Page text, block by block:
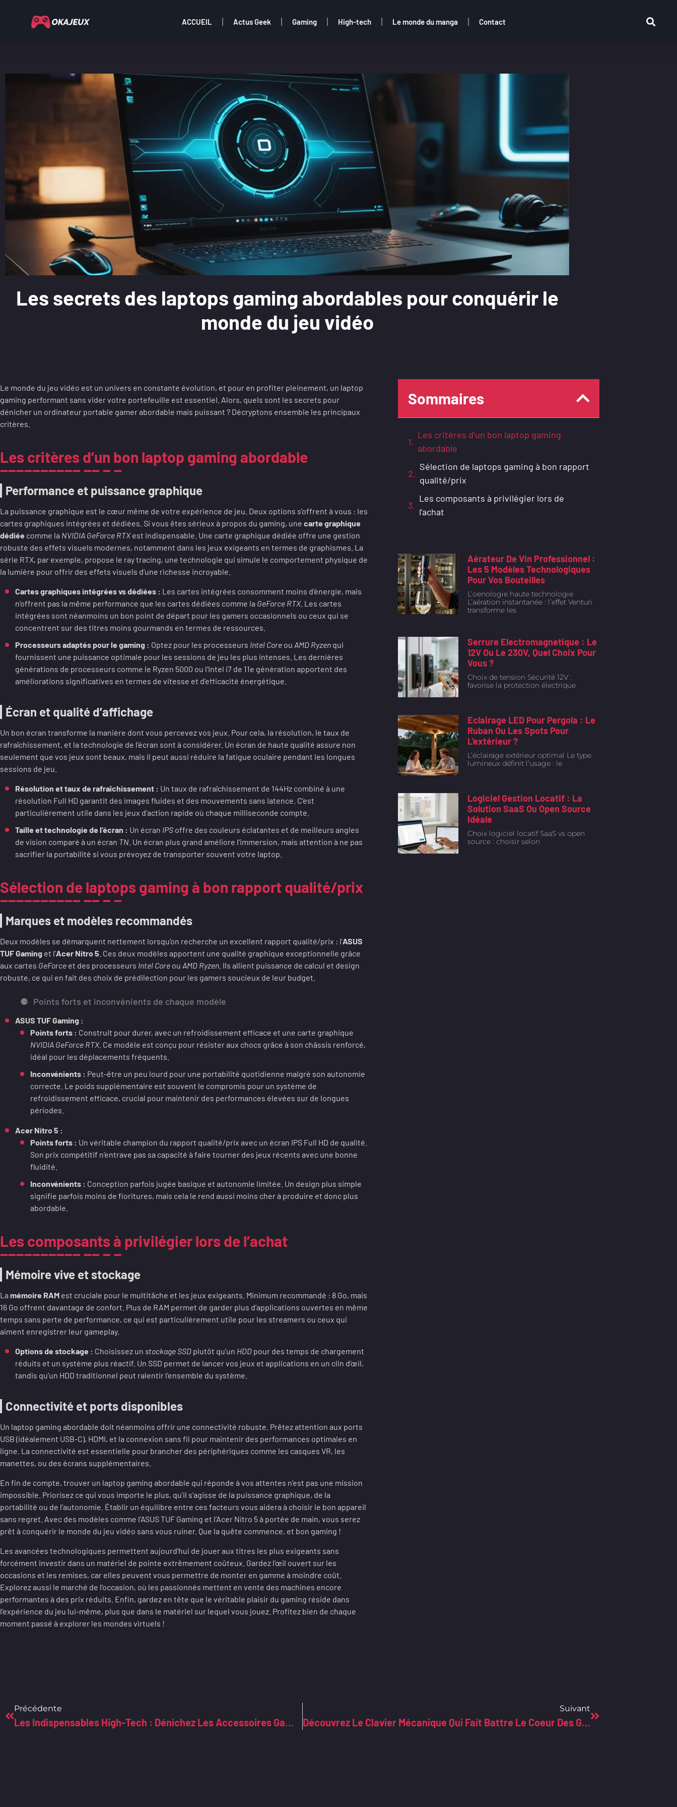
ACCUEIL Actus Geek Gaming High-tech Le monde du manga Contact
Les secrets des laptops gaming abordables pour conquérir le
monde du jeu vidéo
Le monde du jeu vidéo est un univers en constante évolution, et pour en profiter pleinement, un laptop
gaming performant sans vider votre portefeuille est essentiel. Alors, quels sont les secrets pour
dénicher un ordinateur portable gamer abordable mais puissant ? Décryptons ensemble les principaux
critères.
Les critères d’un bon laptop gaming abordable
Performance et puissance graphique
La puissance graphique est le cœur même de votre expérience de jeu. Deux options s’offrent à vous : les
cartes graphiques intégrées et dédiées. Si vous êtes sérieux à propos du gaming, une carte graphique
dédiée comme la NVIDIA GeForce RTXest indispensable. Une carte graphique dédiée offre une gestion
robuste des effets visuels modernes, notamment dans les jeux exigeants en termes de graphismes. La
série RTX, par exemple, propose le ray tracing, une technologie qui simule le comportement physique de
la lumière pour offrir des effets visuels d’une richesse incroyable.
Cartes graphiques intégrées vs dédiées : Les cartes intégrées consomment moins d’énergie, mais
n’offrent pas la même performance que les cartes dédiées comme la GeForce RTX. Les cartes
intégrées sont néanmoins un bon point de départ pour les gamers occasionnels ou ceux qui se
concentrent sur des titres moins gourmands en termes de ressources.
Processeurs adaptés pour le gaming : Optez pour les processeurs Intel Core ou AMD Ryzen qui
fournissent une puissance optimale pour les sessions de jeu les plus intenses. Les dernières
générations de processeurs comme le Ryzen 5000 ou l’Intel i7 de 11e génération apportent des
améliorations significatives en termes de vitesse et d’efficacité énergétique.
Écran et qualité d’affichage
Un bon écran transforme la manière dont vous percevez vos jeux. Pour cela, la résolution, le taux de
rafraîchissement, et la technologie de l’écran sont à considérer. Un écran de haute qualité assure non
seulement que vos jeux sont beaux, mais il peut aussi réduire la fatigue oculaire pendant les longues
sessions de jeu.
Résolution et taux de rafraîchissement : Un taux de rafraîchissement de 144Hz combiné à une
résolution Full HD garantit des images fluides et des mouvements sans latence. C’est
particulièrement utile dans les jeux d’action rapide où chaque milliseconde compte.
Taille et technologie de l’écran : Un écran IPS offre des couleurs éclatantes et de meilleurs angles
de vision comparé à un écran TN . Un écran plus grand améliore l’immersion, mais attention à ne pas
sacrifier la portabilité si vous prévoyez de transporter souvent votre laptop.
Sélection de laptops gaming à bon rapport qualité/prix
Marques et modèles recommandés
Deux modèles se démarquent nettement lorsqu’on recherche un excellent rapport qualité/prix : l’ASUS
TUF Gaming et l’Acer Nitro 5 . Ces deux modèles apportent une qualité graphique exceptionnelle grâce
aux cartes GeForce et des processeurs Intel Core ou AMD Ryzen . Ils allient puissance de calcul et design
robuste, ce qui en fait des choix de prédilection pour les gamers soucieux de leur budget.
Points forts et inconvénients de chaque modèle
ASUS TUF Gaming :
Points forts : Construit pour durer, avec un refroidissement efficace et une carte graphique
NVIDIA GeForce RTX. Ce modèle est conçu pour résister aux chocs grâce à son châssis renforcé,
idéal pour les déplacements fréquents.
Inconvénients : Peut-être un peu lourd pour une portabilité quotidienne malgré son autonomie
correcte. Le poids supplémentaire est souvent le compromis pour un système de
refroidissement efficace, crucial pour maintenir des performances élevées sur de longues
périodes.
Acer Nitro 5 :
Points forts : Un véritable champion du rapport qualité/prix avec un écran IPS Full HD de qualité.
Son prix compétitif n’entrave pas sa capacité à faire tourner des jeux récents avec une bonne
fluidité.
Inconvénients : Conception parfois jugée basique et autonomie limitée. Un design plus simple
signifie parfois moins de fioritures, mais cela le rend aussi moins cher à produire et donc plus
abordable.
Les composants à privilégier lors de l’achat
Mémoire vive et stockage
La mémoire RAM est cruciale pour le multitâche et les jeux exigeants. Minimum recommandé : 8 Go, mais
16 Go offrent davantage de confort. Plus de RAM permet de garder plus d’applications ouvertes en même
temps sans perte de performance, ce qui est particulièrement utile pour les streamers ou ceux qui
aiment enregistrer leur gameplay.
Options de stockage : Choisissez un stockage SSD plutôt qu’un HDD pour des temps de chargement
réduits et un système plus réactif. Un SSD permet de lancer vos jeux et applications en un clin d’œil,
tandis qu’un HDD traditionnel peut ralentir l’ensemble du système.
Connectivité et ports disponibles
Un laptop gaming abordable doit néanmoins offrir une connectivité robuste. Prêtez attention aux ports
USB (idéalement USB-C), HDMI, et la connexion sans fil pour maintenir des performances optimales en
ligne. La connectivité est essentielle pour brancher des périphériques comme les casques VR, les
manettes, ou des écrans supplémentaires.
En fin de compte, trouver un laptop gaming abordable qui réponde à vos attentes n’est pas une mission
impossible. Priorisez ce qui vous importe le plus, qu’il s’agisse de la puissance graphique, de la
portabilité ou de l’autonomie. Établir un équilibre entre ces facteurs vous aidera à choisir le bon appareil
sans regret. Avec des modèles comme l’ASUS TUF Gaming et l’Acer Nitro 5 à portée de main, vous serez
prêt à conquérir le monde du jeu vidéo sans vous ruiner. Que la quête commence, et bon gaming !
Les avancées technologiques permettent aujourd’hui de jouer aux titres les plus exigeants sans
forcément investir dans un matériel de pointe extrêmement coûteux. Gardez l’œil ouvert sur les
occasions et les remises, car elles peuvent vous permettre de monter en gamme à moindre coût.
Explorez aussi le marché de l’occasion, où les passionnés mettent en vente des machines encore
performantes à des prix réduits. Enfin, gardez en tête que le véritable plaisir du gaming réside dans
l’expérience du jeu lui-même, plus que dans le matériel sur lequel vous jouez. Profitez bien de chaque
moment passé à explorer les mondes virtuels !
Sommaires
Les critères d’un bon laptop gaming
abordable
Sélection de laptops gaming à bon rapport
qualité/prix
Les composants à privilégier lors de
l’achat
Aérateur De Vin Professionnel :
Les 5 Modèles Technologiques
Pour Vos Bouteilles
L’oenologie haute technologie
L’aération instantanée : l’effet Venturi
transforme les
Serrure Electromagnetique : Le
12V Ou Le 230V, Quel Choix Pour
Vous ?
Choix de tension Sécurité 12V :
favorise la protection électrique
Eclairage LED Pour Pergola : Le
Ruban Ou Les Spots Pour
L’extérieur ?
L’éclairage extérieur optimal Le type
lumineux définit l’usage : le
Logiciel Gestion Locatif : La
Solution SaaS Ou Open Source
Idéale
Choix logiciel locatif SaaS vs open
source : choisir selon
Précédente
Les Indispensables High-Tech : Dénichez Les Accessoires Gamer Les Plus Innovants
Suivant
Découvrez Le Clavier Mécanique Qui Fait Battre Le Coeur Des Geeks